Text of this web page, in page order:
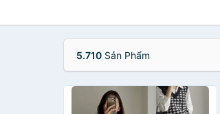
5.710 Sản Phẩm